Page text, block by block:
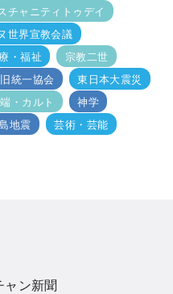
チャニティトゥデイ
世界宣教会議
・福祉
宗教二世
旧統一協会
東日本大震災
・カルト
神学
地震
芸術・芸能
ン新聞